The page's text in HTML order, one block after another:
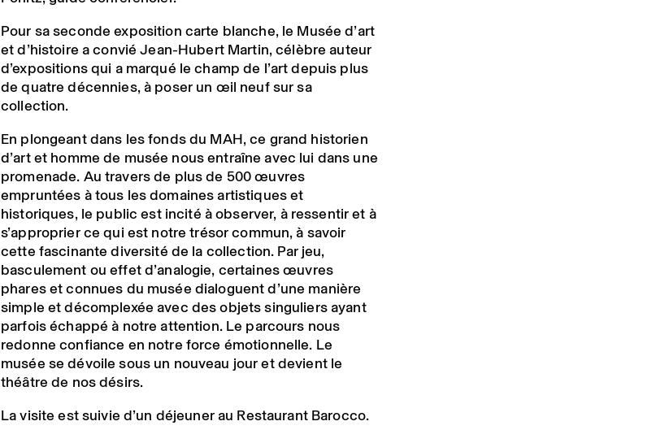
Pour sa seconde exposition carte blanche, le Musée d’art
et d’histoire a convié Jean-Hubert Martin, célèbre auteur
d’expositions qui a marqué le champ de l’art depuis plus
de quatre décennies, à poser un œil neuf sur sa
collection.
En plongeant dans les fonds du MAH, ce grand historien
d’art et homme de musée nous entraîne avec lui dans une
promenade. Au travers de plus de 500 œuvres
empruntées à tous les domaines artistiques et
historiques, le public est incité à observer, à ressentir et à
s’approprier ce qui est notre trésor commun, à savoir
cette fascinante diversité de la collection. Par jeu,
basculement ou effet d’analogie, certaines œuvres
phares et connues du musée dialoguent d’une manière
simple et décomplexée avec des objets singuliers ayant
parfois échappé à notre attention. Le parcours nous
redonne confiance en notre force émotionnelle. Le
musée se dévoile sous un nouveau jour et devient le
théâtre de nos désirs.
La visite est suivie d’un déjeuner au Restaurant Barocco.